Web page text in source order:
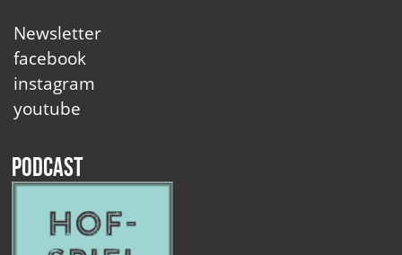
Newsletter
facebook
instagram
youtube
Podcast